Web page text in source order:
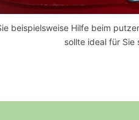
beispielsweise Hilfe beim
sollte ideal für Sie